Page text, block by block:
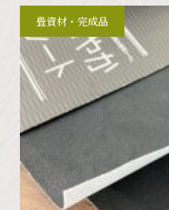
畳資材・完成品